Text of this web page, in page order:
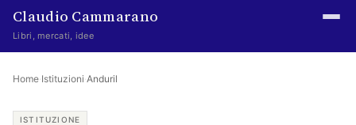
Claudio Cammarano
Libri, mercati, idee
Home
Writings
Home·Istituzioni·Anduril
ISTITUZIONE